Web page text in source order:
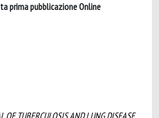
prima pubblicazione Online
OF TUBERCULOSIS AND LUNG DISEASE